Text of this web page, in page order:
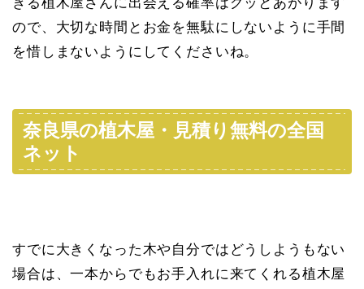
きる植木屋さんに出会える確率はグッとあがります
ので、大切な時間とお金を無駄にしないように手間
を惜しまないようにしてくださいね。
奈良県の植木屋・見積り無料の全国
ネット
すでに大きくなった木や自分ではどうしようもない
場合は、一本からでもお手入れに来てくれる植木屋